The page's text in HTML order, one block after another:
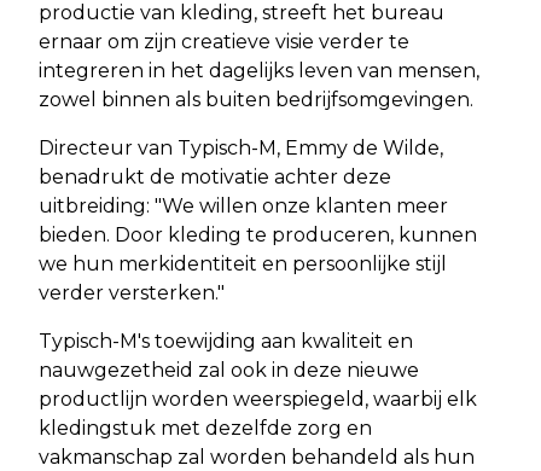
productie van kleding, streeft het bureau
ernaar om zijn creatieve visie verder te
integreren in het dagelijks leven van mensen,
zowel binnen als buiten bedrijfsomgevingen.
Directeur van Typisch-M, Emmy de Wilde,
benadrukt de motivatie achter deze
uitbreiding: "We willen onze klanten meer
bieden. Door kleding te produceren, kunnen
we hun merkidentiteit en persoonlijke stijl
verder versterken."
Typisch-M's toewijding aan kwaliteit en
nauwgezetheid zal ook in deze nieuwe
productlijn worden weerspiegeld, waarbij elk
kledingstuk met dezelfde zorg en
vakmanschap zal worden behandeld als hun